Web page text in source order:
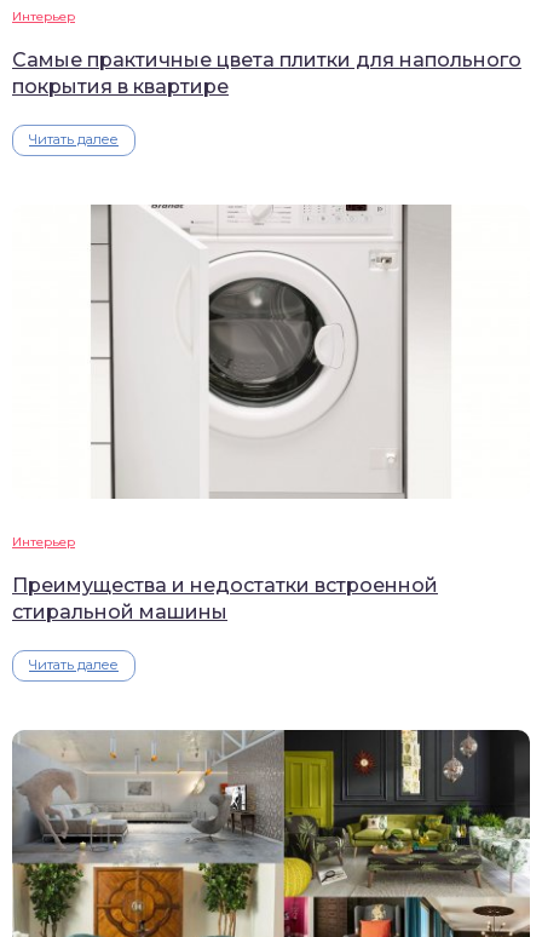
Интерьер
Самые практичные цвета плитки для напольного
покрытия в квартире
Читать далее
Интерьер
Преимущества и недостатки встроенной
стиральной машины
Читать далее